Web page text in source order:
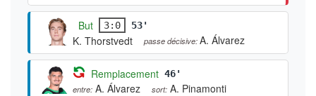
But 3:0 53'
K. Thorstvedt passe décisive:A. Álvarez
Remplacement 46'
entre: A. Álvarez sort: A. Pinamonti